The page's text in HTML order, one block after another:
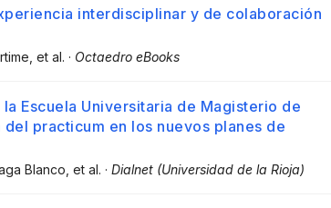
interdisciplinar y de colaboración
, et al. · Octaedro eBooks
Escuela Universitaria de Magisterio de
practicum en los nuevos planes de
Blanco , et al. · Dialnet (Universidad de la Rioja)